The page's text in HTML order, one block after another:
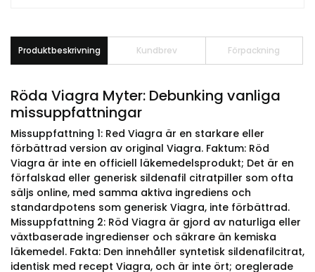
Produktbeskrivning Kundbrev Förpackning
Röda Viagra Myter: Debunking vanliga
missuppfattningar
Missuppfattning 1: Red Viagra är en starkare eller
förbättrad version av original Viagra. Faktum: Röd
Viagra är inte en officiell läkemedelsprodukt; Det är en
förfalskad eller generisk sildenafil citratpiller som ofta
säljs online, med samma aktiva ingrediens och
standardpotens som generisk Viagra, inte förbättrad.
Missuppfattning 2: Röd Viagra är gjord av naturliga eller
växtbaserade ingredienser och säkrare än kemiska
läkemedel. Fakta: Den innehåller syntetisk sildenafilcitrat,
identisk med recept Viagra, och är inte ört; oreglerade